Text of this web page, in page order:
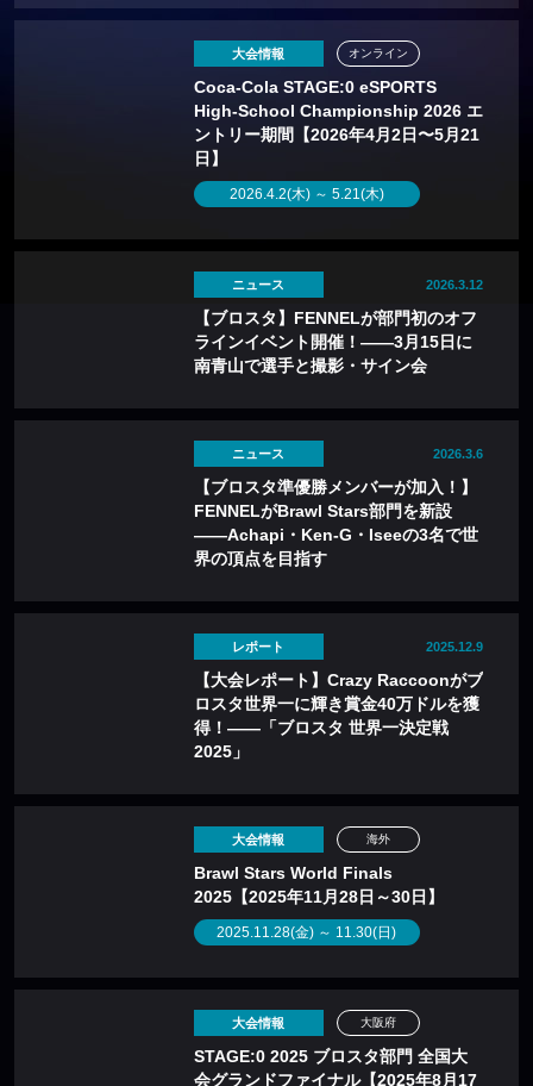
大会情報
Coca-Cola STAGE:0 eSPORTS
High-School Championship 2026 エ
ントリー期間【2026年4月2日〜5月21
日】
2026.4.2(木) ～ 5.21(木)
オンライン
ニュース 2026.3.12
【ブロスタ】FENNELが部門初のオフ
ラインイベント開催！——3月15日に
南青山で選手と撮影・サイン会
ニュース 2026.3.6
【ブロスタ準優勝メンバーが加入！】
FENNELがBrawl Stars部門を新設
——Achapi・Ken-G・Iseeの3名で世
界の頂点を目指す
レポート 2025.12.9
【大会レポート】Crazy Raccoonがブ
ロスタ世界一に輝き賞金40万ドルを獲
得！——「ブロスタ 世界一決定戦
2025」
大会情報
Brawl Stars World Finals
2025【2025年11月28日～30日】
2025.11.28(金) ～ 11.30(日)
海外
大会情報
STAGE:0 2025 ブロスタ部門 全国大
会グランドファイナル【2025年8月17
大阪府